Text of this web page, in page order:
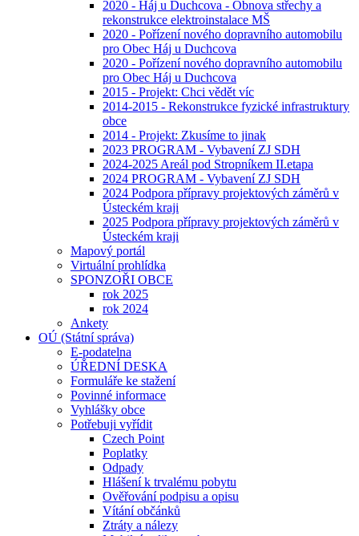
2020 - Háj u Duchcova - Obnova střechy a
rekonstrukce elektroinstalace MŠ
2020 - Pořízení nového dopravního automobilu
pro Obec Háj u Duchcova
2020 - Pořízení nového dopravního automobilu
pro Obec Háj u Duchcova
2015 - Projekt: Chci vědět víc
2014-2015 - Rekonstrukce fyzické infrastruktury
obce
2014 - Projekt: Zkusíme to jinak
2023 PROGRAM - Vybavení ZJ SDH
2024-2025 Areál pod Stropníkem II.etapa
2024 PROGRAM - Vybavení ZJ SDH
2024 Podpora přípravy projektových záměrů v
Ústeckém kraji
2025 Podpora přípravy projektových záměrů v
Ústeckém kraji
Mapový portál
Virtuální prohlídka
SPONZOŘI OBCE
rok 2025
rok 2024
Ankety
OÚ (Státní správa)
E-podatelna
ÚŘEDNÍ DESKA
Formuláře ke stažení
Povinné informace
Vyhlášky obce
Potřebuji vyřídit
Czech Point
Poplatky
Odpady
Hlášení k trvalému pobytu
Ověřování podpisu a opisu
Vítání občánků
Ztráty a nálezy